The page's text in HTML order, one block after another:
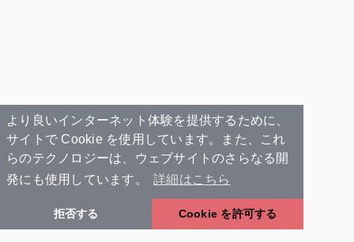
より良いインターネット体験を提供するために、
サイトで Cookie を使用しています。また、これ
らのテクノロジーは、ウェブサイトのさらなる開
発にも使用しています。
詳細はこちら
拒否する Cookie を許可する